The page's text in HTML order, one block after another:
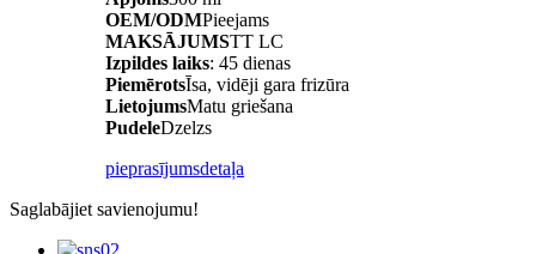
OEM/ODMPieejams
MAKSĀJUMSTT LC
Izpildes laiks: 45 dienas
PiemērotsĪsa, vidēji gara frizūra
LietojumsMatu griešana
PudeleDzelzs
pieprasījumsdetaļa
Saglabājiet savienojumu!